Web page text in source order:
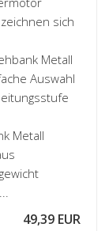
sich
Metall
Auswahl
Metall
49,39 EUR